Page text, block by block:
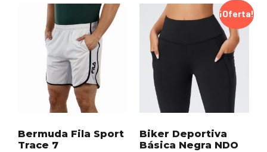
Bermuda Fila Sport
Trace 7
¡Oferta!
Biker Deportiva
Básica Negra NDO